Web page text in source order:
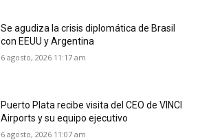
Se agudiza la crisis diplomática de Brasil
con EEUU y Argentina
6 agosto, 2026 11:17 am
Puerto Plata recibe visita del CEO de VINCI
Airports y su equipo ejecutivo
6 agosto, 2026 11:07 am